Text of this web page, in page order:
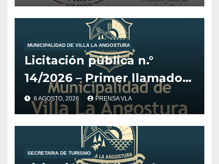
MUNICIPALIDAD DE VILLA LA ANGOSTURA
Licitación pública n.°
14/2026 – Primer llamado
para la adquisición de
vehículo adaptado para
CET.
6 AGOSTO, 2026 PRENSA VLA
SECRETARIA DE TURISMO